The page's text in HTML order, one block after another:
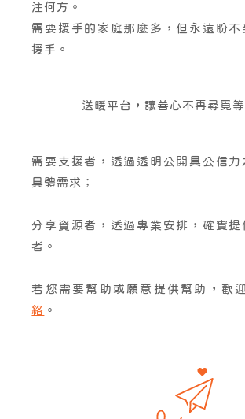
注何方。
需要援手的家庭那麼多，但永遠盼不
援手。
送暖平台，讓善心不再尋覓等
需要支援者，透過透明公開具公信力
具體需求；
分享資源者，透過專業安排，確實提
者。
若您需要幫助或願意提供幫助，歡
絡 。